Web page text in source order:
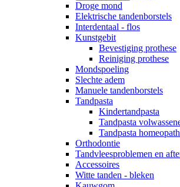
Droge mond
Elektrische tandenborstels
Interdentaal - flos
Kunstgebit
Bevestiging prothese
Reiniging prothese
Mondspoeling
Slechte adem
Manuele tandenborstels
Tandpasta
Kindertandpasta
Tandpasta
Tandpasta
Orthodontie
Tandvleesproblemen en
Accessoires
Witte tanden - bleken